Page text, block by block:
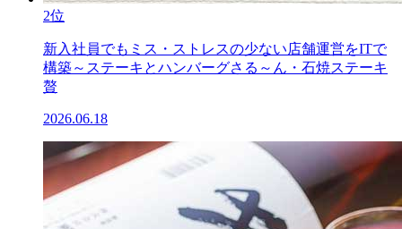
2位
新入社員でもミス・ストレスの少ない店舗運営をITで
構築～ステーキとハンバーグさる～ん・石焼ステーキ
贅
2026.06.18